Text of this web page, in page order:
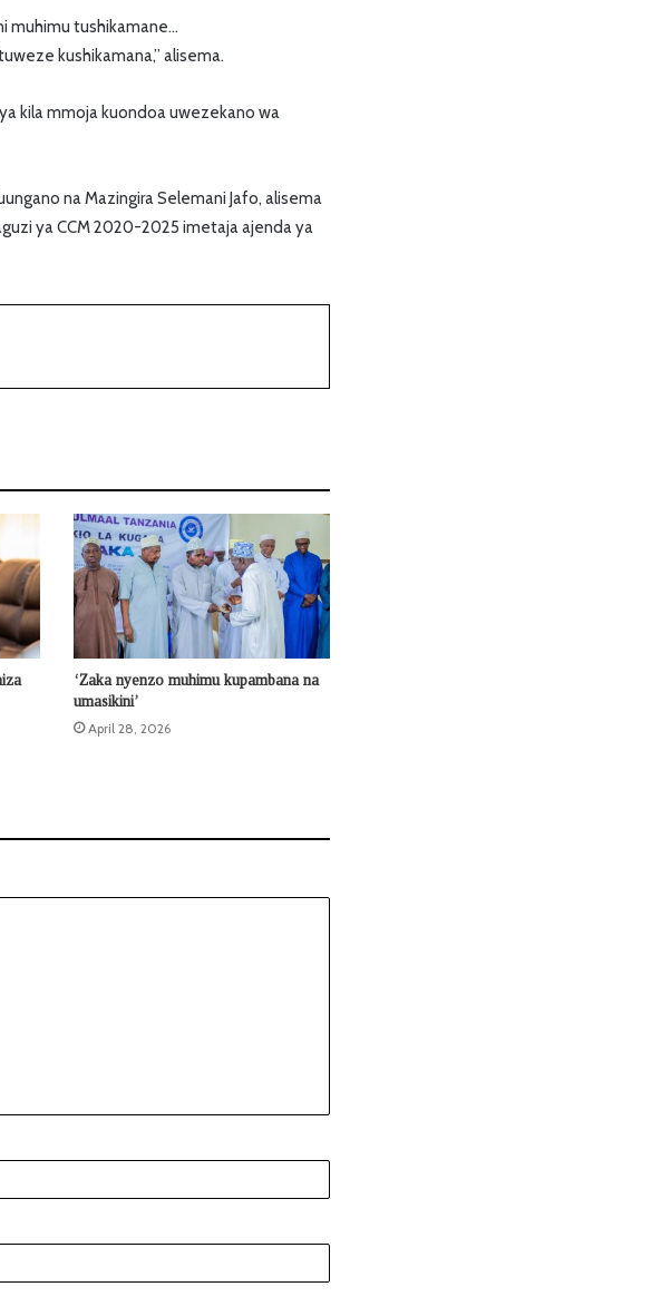
muhimu tushikamane…
kushikamana,” alisema.
kila mmoja kuondoa uwezekano wa
na Mazingira Selemani Jafo, alisema
ya CCM 2020-2025 imetaja ajenda ya
‘Zaka nyenzo muhimu kupambana na
umasikini’
April 28, 2026